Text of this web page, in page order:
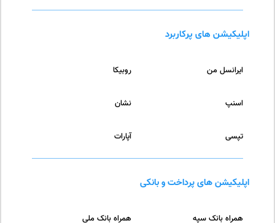
اپلیکیشن های پرکاربرد
روبیکا ایرانسل من
نشان اسنپ
آپارات تپسی
اپلیکیشن های پرداخت و بانکی
همراه بانک ملی همراه بانک سپه